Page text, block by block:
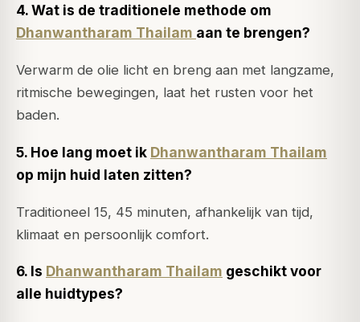
4. Wat is de traditionele methode om
Dhanwantharam Thailam aan te brengen?
Verwarm de olie licht en breng aan met langzame,
ritmische bewegingen, laat het rusten voor het
baden.
5. Hoe lang moet ik Dhanwantharam Thailam
op mijn huid laten zitten?
Traditioneel 15, 45 minuten, afhankelijk van tijd,
klimaat en persoonlijk comfort.
6. Is Dhanwantharam Thailam geschikt voor
alle huidtypes?